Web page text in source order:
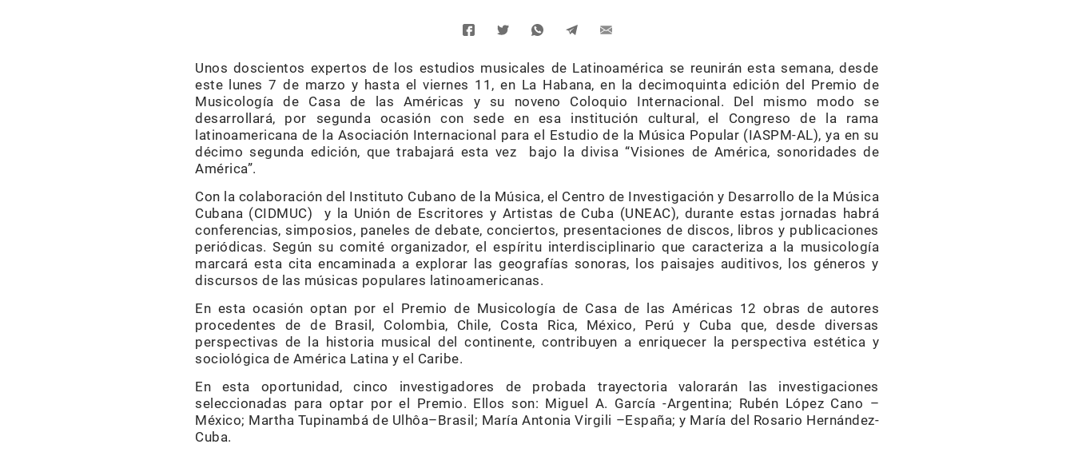
Unos doscientos expertos de los estudios musicales de Latinoamérica se reunirán esta semana, desde
este lunes 7 de marzo y hasta el viernes 11, en La Habana, en la decimoquinta edición del Premio de
Musicología de Casa de las Américas y su noveno Coloquio Internacional. Del mismo modo se
desarrollará, por segunda ocasión con sede en esa institución cultural, el Congreso de la rama
latinoamericana de la Asociación Internacional para el Estudio de la Música Popular (IASPM-AL), ya en su
décimo segunda edición, que trabajará esta vez bajo la divisa “Visiones de América, sonoridades de
América”.
Con la colaboración del Instituto Cubano de la Música, el Centro de Investigación y Desarrollo de la Música
Cubana (CIDMUC) y la Unión de Escritores y Artistas de Cuba (UNEAC), durante estas jornadas habrá
conferencias, simposios, paneles de debate, conciertos, presentaciones de discos, libros y publicaciones
periódicas. Según su comité organizador, el espíritu interdisciplinario que caracteriza a la musicología
marcará esta cita encaminada a explorar las geografías sonoras, los paisajes auditivos, los géneros y
discursos de las músicas populares latinoamericanas.
En esta ocasión optan por el Premio de Musicología de Casa de las Américas 12 obras de autores
procedentes de de Brasil, Colombia, Chile, Costa Rica, México, Perú y Cuba que, desde diversas
perspectivas de la historia musical del continente, contribuyen a enriquecer la perspectiva estética y
sociológica de América Latina y el Caribe.
En esta oportunidad, cinco investigadores de probada trayectoria valorarán las investigaciones
seleccionadas para optar por el Premio. Ellos son: Miguel A. García -Argentina; Rubén López Cano –
México; Martha Tupinambá de Ulhôa–Brasil; María Antonia Virgili –España; y María del Rosario Hernández-
Cuba.